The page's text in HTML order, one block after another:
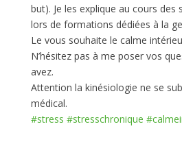
but). Je les explique au cours des
lors de formations dédiées à la
Le vous souhaite le calme
N’hésitez pas à me poser vos
avez.
Attention la kinésiologie ne se
médical.
#stress #stresschronique